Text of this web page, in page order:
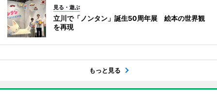
見る・遊ぶ
立川で「ノンタン」誕生50周年展 絵本の世界観
を再現
もっと見る